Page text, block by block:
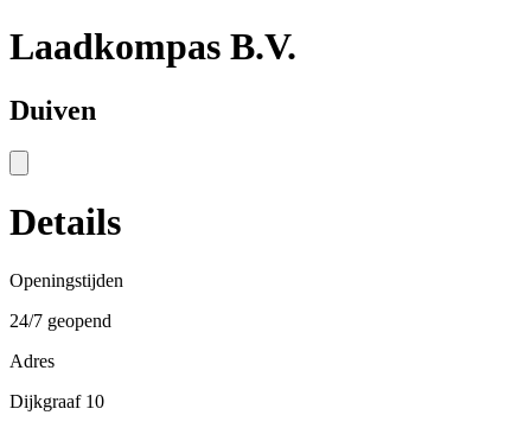
Laadkompas B.V.
Duiven
Details
Openingstijden
24/7 geopend
Adres
Dijkgraaf 10